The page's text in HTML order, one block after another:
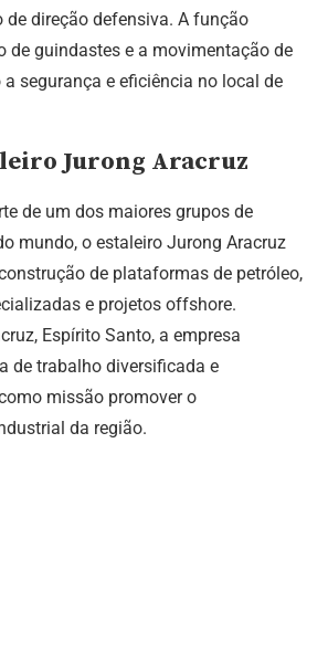
de direção defensiva. A função
de guindastes e a movimentação de
segurança e eficiência no local de
Jurong Aracruz
de um dos maiores grupos de
mundo, o estaleiro Jurong Aracruz
de plataformas de petróleo,
e projetos offshore.
Espírito Santo, a empresa
de trabalho diversificada e
missão promover o
da região.